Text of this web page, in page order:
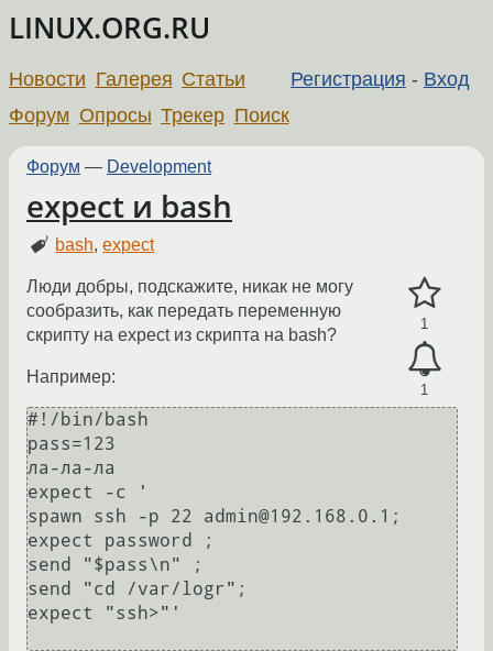
LINUX.ORG.RU
Регистрация - Вход
Новости Галерея Статьи
Форум Опросы Трекер Поиск
Форум — Development
expect и bash
bash,expect
1
1
Люди добры, подскажите, никак не могу
сообразить, как передать переменную
скрипту на expect из скрипта на bash?
Например:
#!/bin/bash
pass=123
ла-ла-ла
expect -c '
spawn ssh -p 22 admin@192.168.0.1;
expect password ;
send "$pass\n" ;
send "cd /var/logr";
expect "ssh>"'